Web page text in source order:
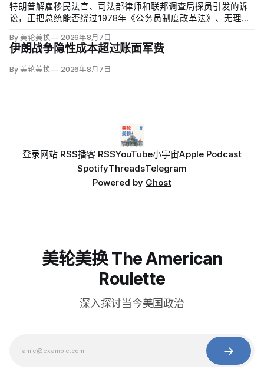
特朗普解雇移民法官、司法部律师和联邦调查局探员引发的诉
讼，正把总统能否绕过1978年《公务员制度改革法》、无理由
天将全院审理两名前移民法官梅根·杰克勒（Megan Jackler）
和布兰登·贾罗赫（Brandon Jaroc…
By 美轮美换 2026年8月7日
伊朗战争隐性成本超过账面军费
By 美轮美换 2026年8月7日
登录网站 RSS播客 RSSYouTube小宇宙Apple Podcast
SpotifyThreadsTelegram
Powered by Ghost
美轮美换 The American
Roulette
深入探讨当今美国政治